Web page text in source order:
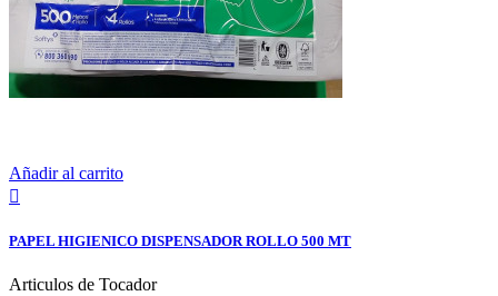
Añadir al carrito

PAPEL HIGIENICO DISPENSADOR ROLLO 500 MT
Articulos de Tocador